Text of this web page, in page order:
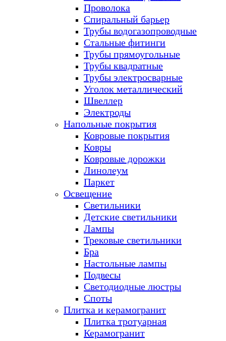
Проволока
Спиральный барьер
Трубы водогазопроводные
Стальные фитинги
Трубы прямоугольные
Трубы квадратные
Трубы электросварные
Уголок металлический
Швеллер
Электроды
Напольные покрытия
Ковровые покрытия
Ковры
Ковровые дорожки
Линолеум
Паркет
Освещение
Светильники
Детские светильники
Лампы
Трековые светильники
Бра
Настольные лампы
Подвесы
Светодиодные люстры
Споты
Плитка и керамогранит
Плитка тротуарная
Керамогранит